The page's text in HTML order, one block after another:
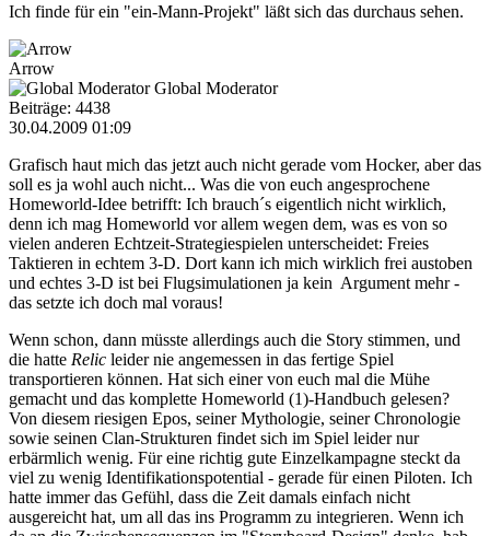
Ich finde für ein "ein-Mann-Projekt" läßt sich das durchaus sehen.
Arrow
Global Moderator
Beiträge: 4438
30.04.2009 01:09
Grafisch haut mich das jetzt auch nicht gerade vom Hocker, aber das
soll es ja wohl auch nicht... Was die von euch angesprochene
Homeworld-Idee betrifft: Ich brauch´s eigentlich nicht wirklich,
denn ich mag Homeworld vor allem wegen dem, was es von so
vielen anderen Echtzeit-Strategiespielen unterscheidet: Freies
Taktieren in echtem 3-D. Dort kann ich mich wirklich frei austoben
und echtes 3-D ist bei Flugsimulationen ja kein Argument mehr -
das setzte ich doch mal voraus!
Wenn schon, dann müsste allerdings auch die Story stimmen, und
die hatte Relic leider nie angemessen in das fertige Spiel
transportieren können. Hat sich einer von euch mal die Mühe
gemacht und das komplette Homeworld (1)-Handbuch gelesen?
Von diesem riesigen Epos, seiner Mythologie, seiner Chronologie
sowie seinen Clan-Strukturen findet sich im Spiel leider nur
erbärmlich wenig. Für eine richtig gute Einzelkampagne steckt da
viel zu wenig Identifikationspotential - gerade für einen Piloten. Ich
hatte immer das Gefühl, dass die Zeit damals einfach nicht
ausgereicht hat, um all das ins Programm zu integrieren. Wenn ich